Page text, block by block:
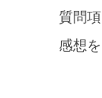
質問
感想